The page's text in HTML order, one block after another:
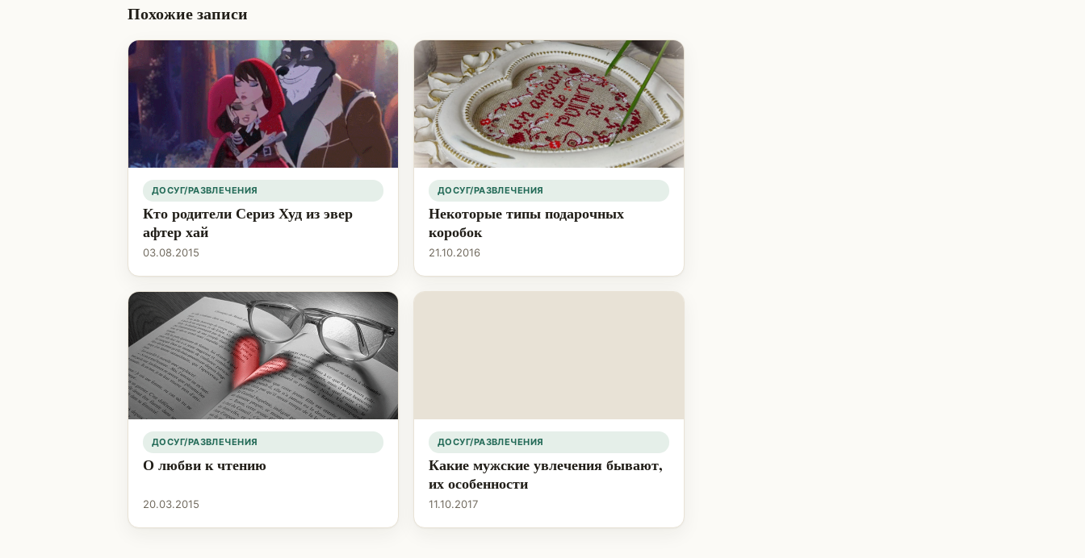
Похожие записи
ДОСУГ/РАЗВЛЕЧЕНИЯ
Кто родители Сериз Худ из эвер
афтер хай
03.08.2015
ДОСУГ/РАЗВЛЕЧЕНИЯ
Некоторые типы подарочных
коробок
21.10.2016
ДОСУГ/РАЗВЛЕЧЕНИЯ
О любви к чтению
20.03.2015
ДОСУГ/РАЗВЛЕЧЕНИЯ
Какие мужские увлечения бывают,
их особенности
11.10.2017